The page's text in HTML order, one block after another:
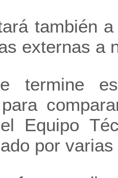
también
externas a
termine
Equipo
por